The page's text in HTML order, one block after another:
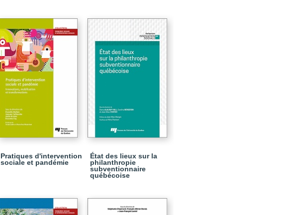
Pratiques d'intervention
sociale et pandémie
État des lieux sur la
philanthropie
subventionnaire
québécoise